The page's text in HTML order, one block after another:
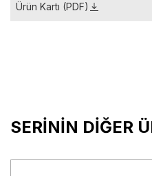
Ürün Kartı (PDF)
SERİNİN DİĞER